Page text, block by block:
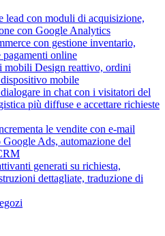
lead con moduli di acquisizione,
con Google Analytics
con gestione inventario,
pagamenti online
mobili Design reattivo, ordini
mobile
in chat con i visitatori del
più diffuse e accettare richieste
le vendite con e-mail
Ads, automazione del
generati su richiesta,
dettagliate, traduzione di